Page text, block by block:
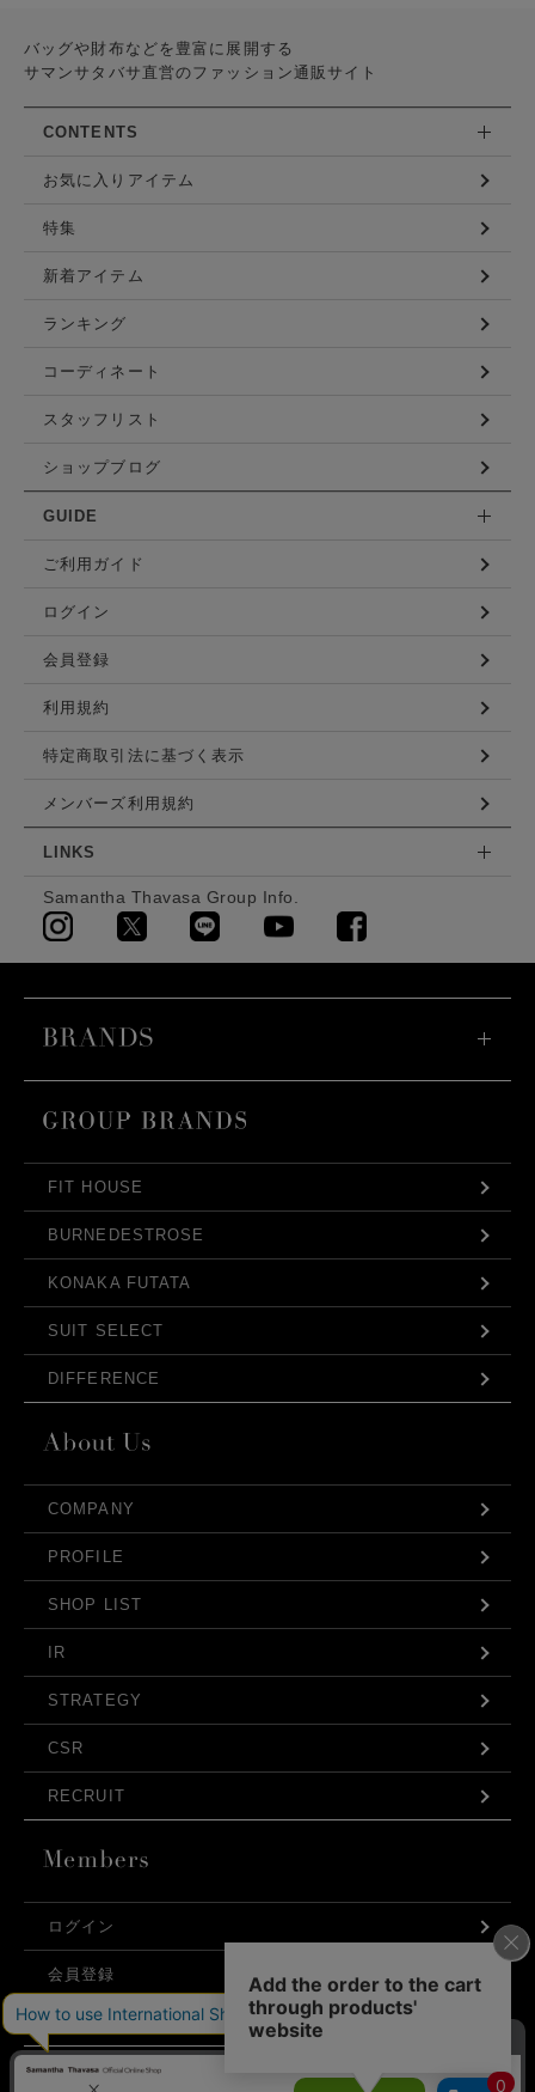
バッグや財布などを豊富に展開する
サマンサタバサ直営のファッション通販サイト
CONTENTS
お気に入りアイテム
特集
新着アイテム
ランキング
コーディネート
スタッフリスト
ショップブログ
GUIDE
ご利用ガイド
ログイン
会員登録
利用規約
特定商取引法に基づく表示
メンバーズ利用規約
LINKS
Samantha Thavasa Group Info.
FIT HOUSE
BURNEDESTROSE
KONAKA FUTATA
SUIT SELECT
DIFFERENCE
COMPANY
PROFILE
SHOP LIST
IR
STRATEGY
CSR
RECRUIT
ログイン
会員登録
利用規約
お問い合わせ